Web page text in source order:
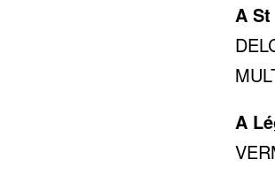
A
A